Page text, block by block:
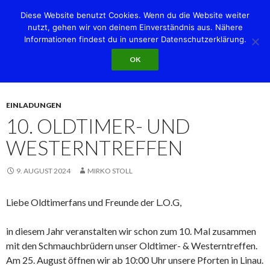
Linauer Oldtimer-Gemeinschaft e.V.
MENÜ
EINLADUNGEN
10. OLDTIMER- UND
WESTERNTREFFEN
9. AUGUST 2024 MIRKO STOLL
Liebe Oldtimerfans und Freunde der L.O.G,
in diesem Jahr veranstalten wir schon zum 10. Mal zusammen
mit den Schmauchbrüdern unser Oldtimer- & Westerntreffen.
Am 25. August öffnen wir ab 10:00 Uhr unsere Pforten in Linau.
Diese Website benutzt Cookies. Wenn du die Website weiter
nutzt, gehen wir von deinem Einverständnis aus. Nähere
Informationen findest du in unserer Datenschutzerklärung.
OK